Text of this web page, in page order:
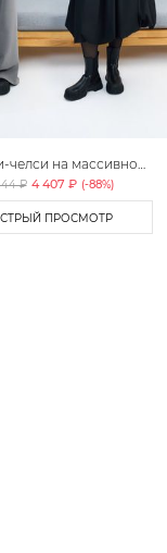
челси на массивной
Lera Nena Unreal
₽ 4 407 ₽ (-88%)
ПРОСМОТР